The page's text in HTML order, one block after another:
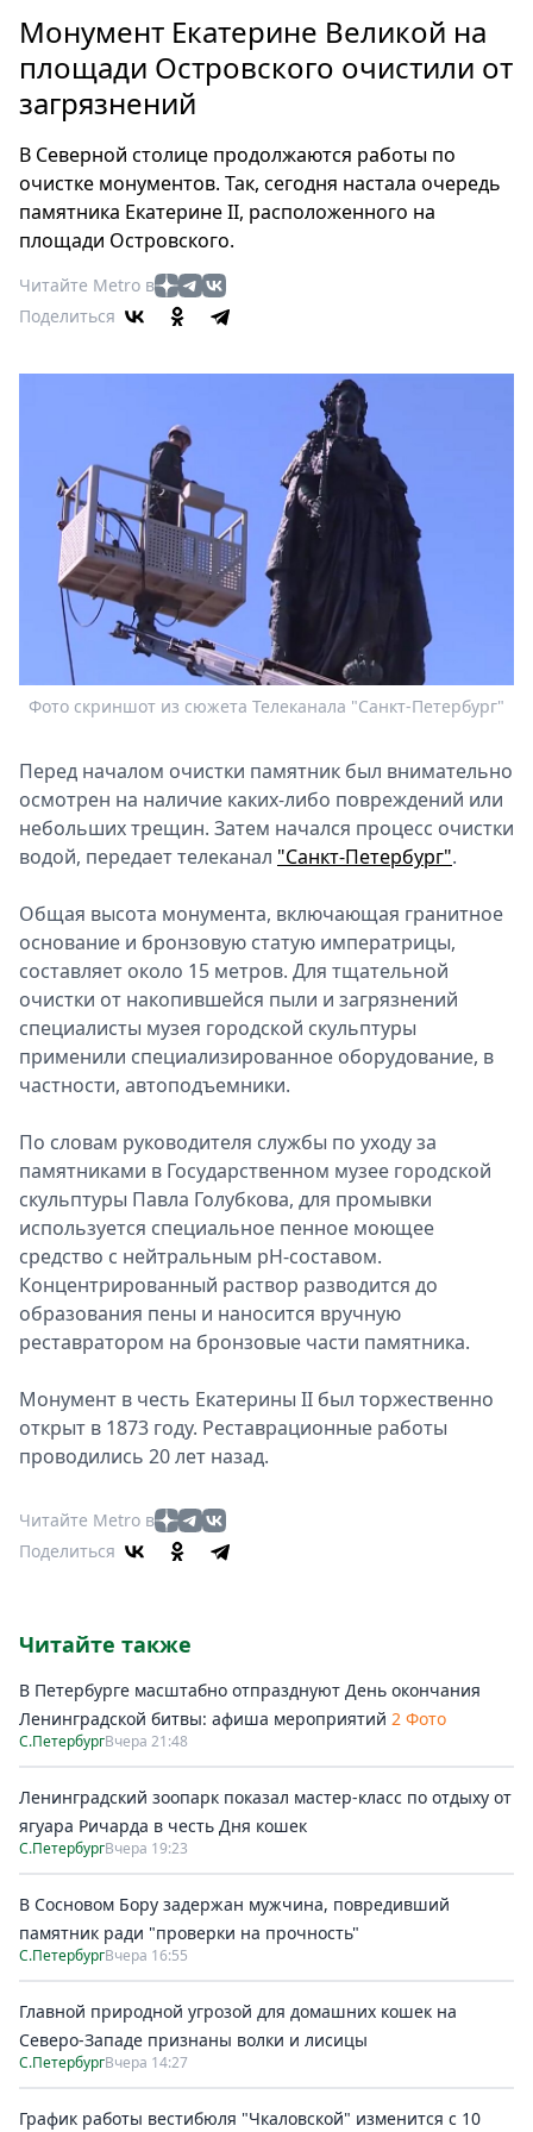
Россия
Мир
Здоровье
Туризм
Мода
Театр
Кино
Афиша
Книги
Выставки
релизы
О
Metro
Стримы
Спецпроекты
Звезды
Выборы
2026
Скачай
Metro
Монумент Екатерине Великой на
площади Островского очистили от
загрязнений
В Северной столице продолжаются работы по
очистке монументов. Так, сегодня настала очередь
памятника Екатерине II, расположенного на
площади Островского.
Читайте Metro в
Поделиться
Фото скриншот из сюжета Телеканала "Санкт-Петербург"
Перед началом очистки памятник был внимательно
осмотрен на наличие каких-либо повреждений или
небольших трещин. Затем начался процесс очистки
водой, передает телеканал "Санкт-Петербург".
Общая высота монумента, включающая гранитное
основание и бронзовую статую императрицы,
составляет около 15 метров. Для тщательной
очистки от накопившейся пыли и загрязнений
специалисты музея городской скульптуры
применили специализированное оборудование, в
частности, автоподъемники.
По словам руководителя службы по уходу за
памятниками в Государственном музее городской
скульптуры Павла Голубкова, для промывки
используется специальное пенное моющее
средство с нейтральным pH-составом.
Концентрированный раствор разводится до
образования пены и наносится вручную
реставратором на бронзовые части памятника.
Монумент в честь Екатерины II был торжественно
открыт в 1873 году. Реставрационные работы
проводились 20 лет назад.
Читайте Metro в
Поделиться
Читайте также
В Петербурге масштабно отпразднуют День окончания
Ленинградской битвы: афиша мероприятий 2 Фото
С.ПетербургВчера 21:48
Ленинградский зоопарк показал мастер-класс по отдыху от
ягуара Ричарда в честь Дня кошек
С.ПетербургВчера 19:23
В Сосновом Бору задержан мужчина, повредивший
памятник ради "проверки на прочность"
С.ПетербургВчера 16:55
Главной природной угрозой для домашних кошек на
Северо-Западе признаны волки и лисицы
С.ПетербургВчера 14:27
График работы вестибюля "Чкаловской" изменится с 10